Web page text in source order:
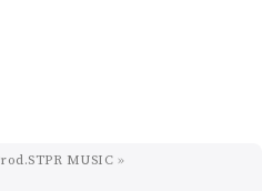
MUSIC »